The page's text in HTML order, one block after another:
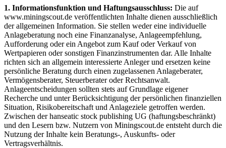
1. Informationsfunktion und Haftungsausschluss: Die auf
www.miningscout.de veröffentlichten Inhalte dienen ausschließlich
der allgemeinen Information. Sie stellen weder eine individuelle
Anlageberatung noch eine Finanzanalyse, Anlageempfehlung,
Aufforderung oder ein Angebot zum Kauf oder Verkauf von
Wertpapieren oder sonstigen Finanzinstrumenten dar. Alle Inhalte
richten sich an allgemein interessierte Anleger und ersetzen keine
persönliche Beratung durch einen zugelassenen Anlageberater,
Vermögensberater, Steuerberater oder Rechtsanwalt.
Anlageentscheidungen sollten stets auf Grundlage eigener
Recherche und unter Berücksichtigung der persönlichen finanziellen
Situation, Risikobereitschaft und Anlageziele getroffen werden.
Zwischen der hanseatic stock publishing UG (haftungsbeschränkt)
und den Lesern bzw. Nutzern von Miningscout.de entsteht durch die
Nutzung der Inhalte kein Beratungs-, Auskunfts- oder
Vertragsverhältnis.